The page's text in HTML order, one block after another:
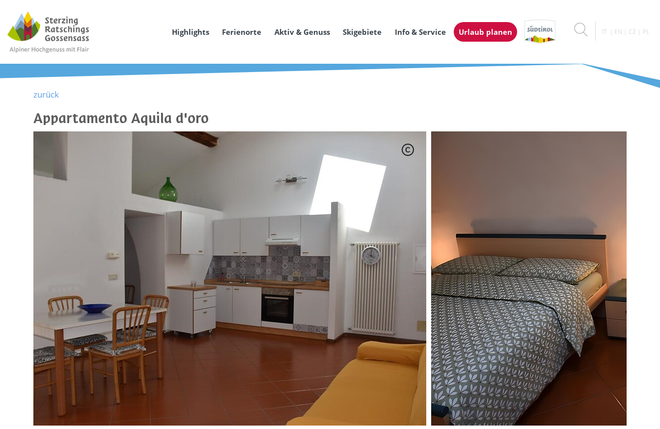
Highlights Ferienorte Aktiv & Genuss Skigebiete Info & Service Urlaub planen IT EN CZ PL
zurück
Appartamento Aquila d'oro